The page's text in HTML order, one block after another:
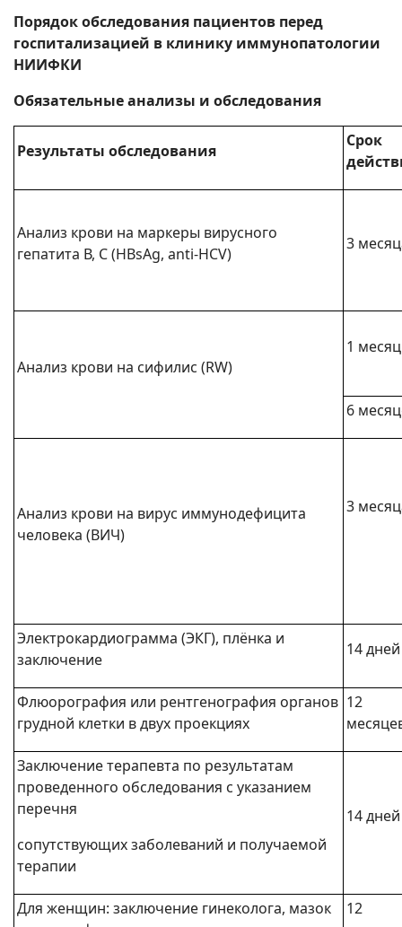
Порядок обследования пациентов перед
госпитализацией в клинику иммунопатологии
НИИФКИ
Обязательные анализы и обследования
Результаты обследования
Срок
Анализ крови на маркеры вирусного
гепатита В, С (HBsAg, anti-HCV)
3
Анализ крови на сифилис (RW)
1 месяц
6
Анализ крови на вирус иммунодефицита
человека (ВИЧ)
3
Электрокардиограмма (ЭКГ), плёнка и
заключение
14 дней
Флюорография или рентгенография органов
грудной клетки в двух проекциях
12
Заключение терапевта по результатам
проведенного обследования с указанием
перечня
сопутствующих заболеваний и получаемой
терапии
14 дней
Для женщин: заключение гинеколога, мазок
12